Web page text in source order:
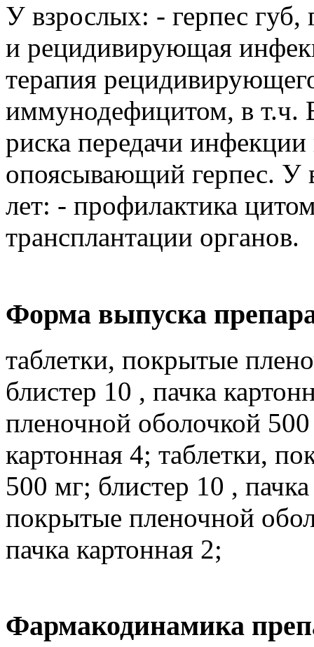
У взрослых: - герпес губ,
и рецидивирующая
терапия
иммунодефицитом, в
риска передачи
опоясывающий герпес. У
лет: - профилактика
трансплантации органов.
Форма выпуска
таблетки, покрытые
блистер 10 , пачка
пленочной оболочкой
картонная 4; таблетки,
500 мг; блистер 10 ,
покрытые пленочной
пачка картонная 2;
Фармакодинамика